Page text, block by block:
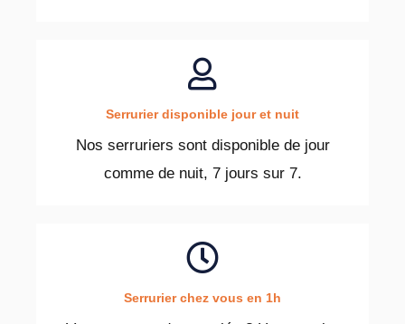
Serrurier disponible jour et nuit
Nos serruriers sont disponible de jour
comme de nuit, 7 jours sur 7.
Serrurier chez vous en 1h